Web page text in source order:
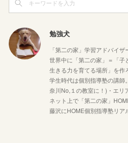
勉強犬
「第二の家」学習アドバイザ
世界中に「第二の家」＝「子
生きる力を育てる場所」を作
学生時代は個別指導塾の講
奈川No,１の教室に！)・エリ
ネット上で「第二の家」
藤沢にHOME個別指導塾リア